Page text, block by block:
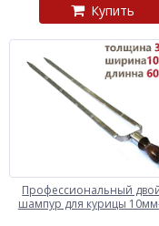
Купить
Профессиональный
шампур для курицы